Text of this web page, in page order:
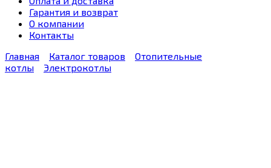
Гарантия и возврат
О компании
Контакты
Главная
Каталог товаров
Отопительные
котлы
Электрокотлы